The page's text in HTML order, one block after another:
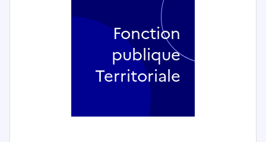
Fonction
publique
Territoriale